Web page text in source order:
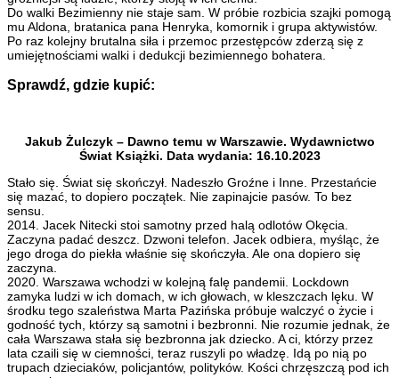
Do walki Bezimienny nie staje sam. W próbie rozbicia szajki pomogą
mu Aldona, bratanica pana Henryka, komornik i grupa aktywistów.
Po raz kolejny brutalna siła i przemoc przestępców zderzą się z
umiejętnościami walki i dedukcji bezimiennego bohatera.
Sprawdź, gdzie kupić:
Jakub Żulczyk – Dawno temu w Warszawie. Wydawnictwo
Świat Książki. Data wydania: 16.10.2023
Stało się. Świat się skończył. Nadeszło Groźne i Inne. Przestańcie
się mazać, to dopiero początek. Nie zapinajcie pasów. To bez
sensu.
2014. Jacek Nitecki stoi samotny przed halą odlotów Okęcia.
Zaczyna padać deszcz. Dzwoni telefon. Jacek odbiera, myśląc, że
jego droga do piekła właśnie się skończyła. Ale ona dopiero się
zaczyna.
2020. Warszawa wchodzi w kolejną falę pandemii. Lockdown
zamyka ludzi w ich domach, w ich głowach, w kleszczach lęku. W
środku tego szaleństwa Marta Pazińska próbuje walczyć o życie i
godność tych, którzy są samotni i bezbronni. Nie rozumie jednak, że
cała Warszawa stała się bezbronna jak dziecko. A ci, którzy przez
lata czaili się w ciemności, teraz ruszyli po władzę. Idą po nią po
trupach dzieciaków, policjantów, polityków. Kości chrzęszczą pod ich